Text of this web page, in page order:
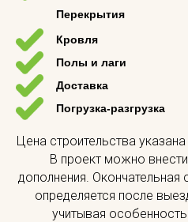
Перекрытия
Кровля
Полы и лаги
Доставка
Погрузка-разгрузка
Цена строительства
В проект можно
дополнения. Окончательная
определяется после
учитывая